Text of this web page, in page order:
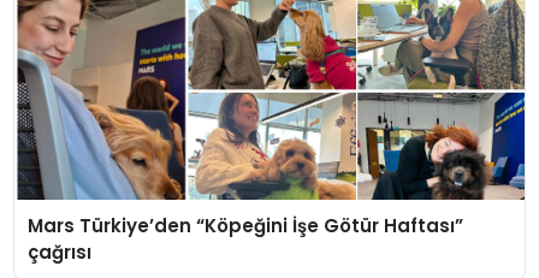
Mars Türkiye’den “Köpeğini İşe Götür Haftası”
çağrısı